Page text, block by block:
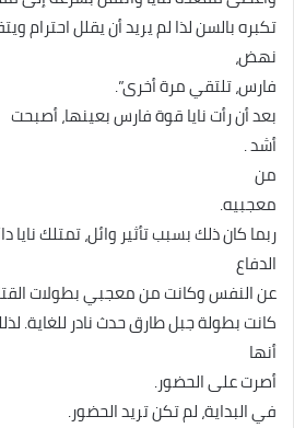
تكبره بالسن لذا لم يريد أن يقلل احترام
نهض،
فارس، تلتقي مرة أخرى”.
بعد أن رأت نايا قوة فارس بعينها، أصبحت
أشد .
من
معجبيه.
ربما كان ذلك بسبب تأثير وائل، تمتلك نايا
الدفاع
عن النفس وكانت من معجبي بطولات
كانت بطولة جبل طارق حدث نادر للغاية.
أنها
أصرت على الحضور.
في البداية، لم تكن تريد الحضور.